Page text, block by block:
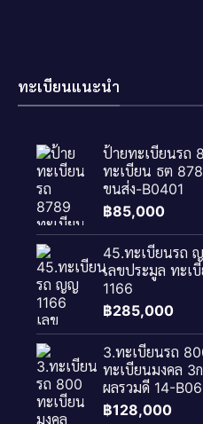
ทะเบียนแนะนำ
ป้ายทะเบียนรถ
ทะเบียน ธต
ขนส่ง-B0401
฿85,000
45.ทะเบียนรถ
เลขประมูล ทะเ
1166
฿285,000
3.ทะเบียนรถ
ทะเบียนมงคล 3
ผลรวมดี 14-
฿128,000